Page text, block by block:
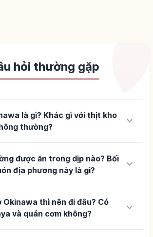
hỏi thường gặp
là gì? Khác gì với thịt kho
thường?
keyboard_arrow_down
được ăn trong dịp nào? Bối
địa phương này là gì?
keyboard_arrow_down
thì nên đi đâu? Có
và quán cơm không?
keyboard_arrow_down